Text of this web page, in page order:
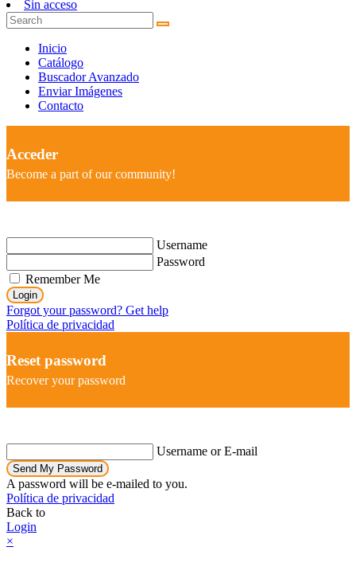
Sin acceso
Inicio
Catálogo
Buscador Avanzado
Enviar Imágenes
Contacto
Acceder
Become a part of our community!
Username
Password
Remember Me
Login
Forgot your password? Get help
Política de privacidad
Reset password
Recover your password
Username or E-mail
Send My Password
A password will be e-mailed to you.
Política de privacidad
Back to
Login
×